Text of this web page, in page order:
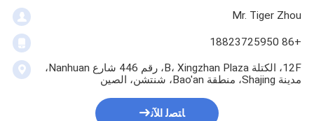
Mr. Tiger Zhou
+86 18823725950
12F، الكتلة B، Xingzhan Plaza، رقم 446 شارع Nanhuan،
مدينة Shajing، منطقة Bao'an، شنتشن، الصين
ﺎﺘﺼﻟ ﺍﻶﻧ